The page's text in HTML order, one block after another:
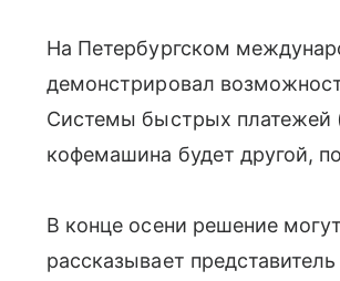
На Петербургском
демонстрировал
Системы быстрых платежей
кофемашина будет другой,
В конце осени решение
рассказывает